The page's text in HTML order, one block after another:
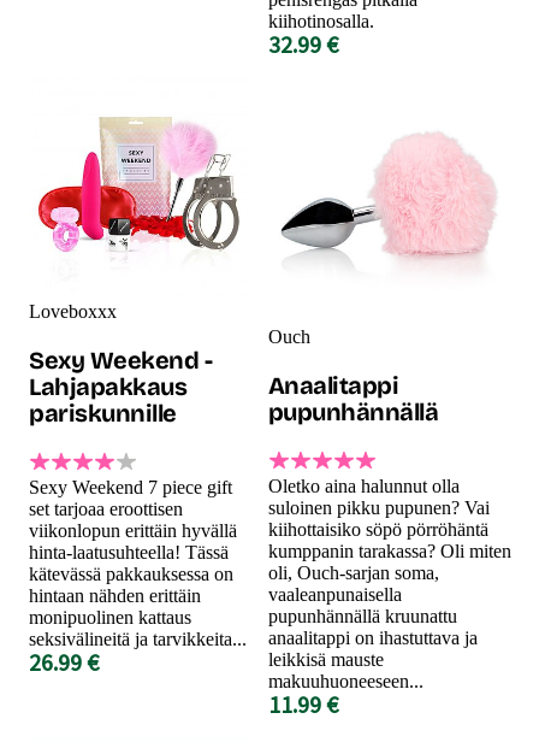
kiihotinosalla.
32.99 €
Loveboxxx
Sexy Weekend -
Lahjapakkaus
pariskunnille
Sexy Weekend 7 piece gift
set tarjoaa eroottisen
viikonlopun erittäin hyvällä
hinta-laatusuhteella! Tässä
kätevässä pakkauksessa on
hintaan nähden erittäin
monipuolinen kattaus
seksivälineitä ja tarvikkeita...
26.99 €
Ouch
Anaalitappi
pupunhännällä
Oletko aina halunnut olla
suloinen pikku pupunen? Vai
kiihottaisiko söpö pörröhäntä
kumppanin tarakassa? Oli miten
oli, Ouch-sarjan soma,
vaaleanpunaisella
pupunhännällä kruunattu
anaalitappi on ihastuttava ja
leikkisä mauste
makuuhuoneeseen...
11.99 €